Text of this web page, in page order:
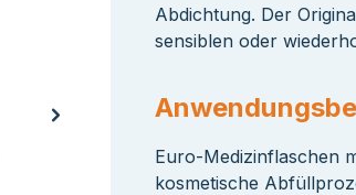
Abdichtung. Der
sensiblen oder
Euro-Medizinflaschen
kosmetische